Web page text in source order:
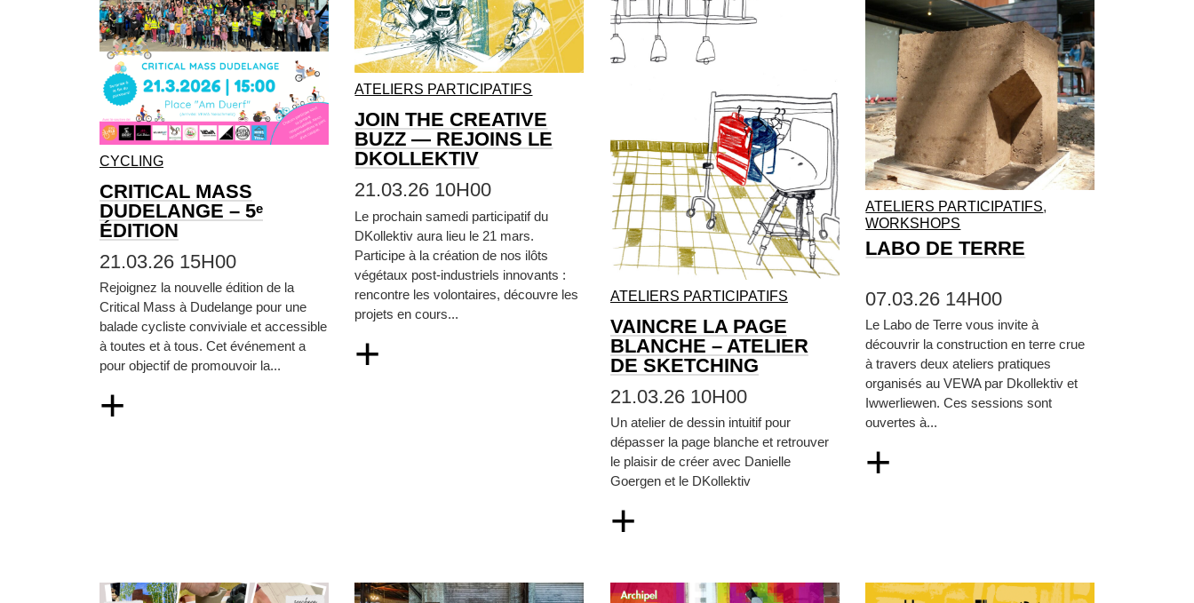
CYCLING
CRITICAL MASS
DUDELANGE – 5ᵉ
ÉDITION
21.03.26 15H00
Rejoignez la nouvelle édition de la
Critical Mass à Dudelange pour une
balade cycliste conviviale et accessible
à toutes et à tous. Cet événement a
pour objectif de promouvoir la...
+
ATELIERS PARTICIPATIFS
JOIN THE CREATIVE
BUZZ — REJOINS LE
DKOLLEKTIV
21.03.26 10H00
Le prochain samedi participatif du
DKollektiv aura lieu le 21 mars.
Participe à la création de nos ilôts
végétaux post-industriels innovants :
rencontre les volontaires, découvre les
projets en cours...
+
ATELIERS PARTICIPATIFS
VAINCRE LA PAGE
BLANCHE – ATELIER
DE SKETCHING
21.03.26 10H00
Un atelier de dessin intuitif pour
dépasser la page blanche et retrouver
le plaisir de créer avec Danielle
Goergen et le DKollektiv
+
ATELIERS PARTICIPATIFS,
WORKSHOPS
LABO DE TERRE
07.03.26 14H00
Le Labo de Terre vous invite à
découvrir la construction en terre crue
à travers deux ateliers pratiques
organisés au VEWA par Dkollektiv et
Iwwerliewen. Ces sessions sont
ouvertes à...
+